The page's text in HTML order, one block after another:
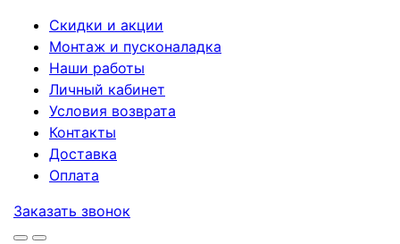
Скидки и акции
Монтаж и пусконаладка
Наши работы
Личный кабинет
Условия возврата
Контакты
Доставка
Оплата
Заказать звонок